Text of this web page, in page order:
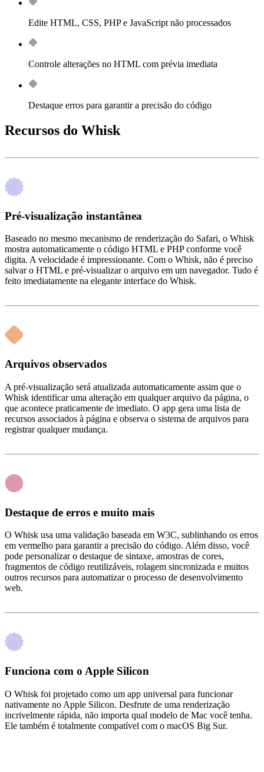
Edite HTML, CSS, PHP e JavaScript não processados
Controle alterações no HTML com prévia imediata
Destaque erros para garantir a precisão do código
Recursos do Whisk
Pré-visualização instantânea
Baseado no mesmo mecanismo de renderização do Safari, o Whisk
mostra automaticamente o código HTML e PHP conforme você
digita. A velocidade é impressionante. Com o Whisk, não é preciso
salvar o HTML e pré‑visualizar o arquivo em um navegador. Tudo é
feito imediatamente na elegante interface do Whisk.
Arquivos observados
A pré-visualização será atualizada automaticamente assim que o
Whisk identificar uma alteração em qualquer arquivo da página, o
que acontece praticamente de imediato. O app gera uma lista de
recursos associados à página e observa o sistema de arquivos para
registrar qualquer mudança.
Destaque de erros e muito mais
O Whisk usa uma validação baseada em W3C, sublinhando os erros
em vermelho para garantir a precisão do código. Além disso, você
pode personalizar o destaque de sintaxe, amostras de cores,
fragmentos de código reutilizáveis, rolagem sincronizada e muitos
outros recursos para automatizar o processo de desenvolvimento
web.
Funciona com o Apple Silicon
O Whisk foi projetado como um app universal para funcionar
nativamente no Apple Silicon. Desfrute de uma renderização
incrivelmente rápida, não importa qual modelo de Mac você tenha.
Ele também é totalmente compatível com o macOS Big Sur.